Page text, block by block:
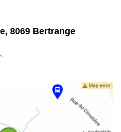
8069 Bertrange